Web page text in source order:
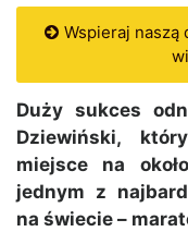
Wspieraj naszą
Duży sukces
Dziewiński,
miejsce na
jednym z
na świecie –